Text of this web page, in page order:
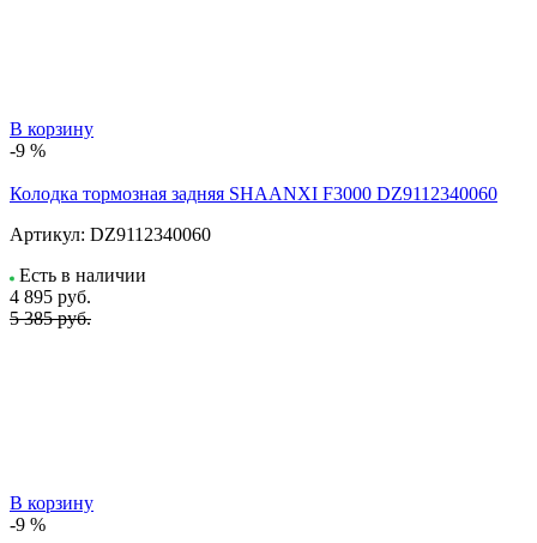
В корзину
-9 %
Колодка тормозная задняя SHAANXI F3000 DZ9112340060
Артикул: DZ9112340060
Есть в наличии
4 895 руб.
5 385 руб.
В корзину
-9 %